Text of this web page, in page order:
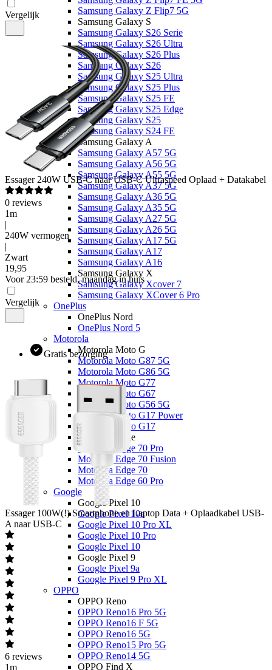
Samsung Galaxy Z Flip7 5G
Samsung Galaxy S
Samsung Galaxy S26 Serie
Samsung Galaxy S26 Ultra
Samsung Galaxy S26 Plus
Samsung Galaxy S26
Samsung Galaxy S25 Ultra
Samsung Galaxy S25 Plus
Samsung Galaxy S25 FE
Samsung Galaxy S25 Edge
Samsung Galaxy S25
Samsung Galaxy S24 FE
Samsung Galaxy A
Samsung Galaxy A57 5G
Samsung Galaxy A56 5G
Samsung Galaxy A55 5G
Samsung Galaxy A37 5G
Samsung Galaxy A36 5G
Samsung Galaxy A35 5G
Samsung Galaxy A27 5G
Samsung Galaxy A26 5G
Samsung Galaxy A17 5G
Samsung Galaxy A17
Samsung Galaxy A16
Samsung Galaxy X
Samsung Galaxy Xcover 7
Samsung Galaxy XCover 6 Pro
OnePlus
OnePlus Nord
OnePlus Nord 5
Motorola
Motorola Moto G
Motorola Moto G87 5G
Motorola Moto G86 5G
Motorola Moto G77
Motorola Moto G67
Motorola Moto G56 5G
Motorola Moto G17 Power
Motorola Moto G17
Motorola Edge
Motorola Edge 70 Pro
Motorola Edge 70 Fusion
Motorola Edge 70
Motorola Edge 60 Pro
Google
Google Pixel 10
Google Pixel 10a
Google Pixel 10 Pro XL
Google Pixel 10 Pro
Google Pixel 10
Google Pixel 9
Google Pixel 9a
Google Pixel 9 Pro XL
OPPO
OPPO Reno
OPPO Reno16 Pro 5G
OPPO Reno16 F 5G
OPPO Reno16 5G
OPPO Reno15 Pro 5G
OPPO Reno14 5G
OPPO Find X
Vergelijk
Essager 240W USB-C naar USB-C Ultraspeed Oplaad + Datakabel
0 reviews
1m
|
240W vermogen
|
Zwart
19,95
Voor 23:59 besteld, maandag in huis
Vergelijk
Gratis bezorging
Essager 100W(!) Smartphone en Laptop Data + Oplaadkabel USB-
A naar USB-C
6 reviews
1m